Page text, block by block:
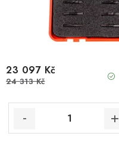
23 097 Kč
24 313 Kč